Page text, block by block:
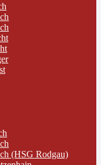
(HSG Rodgau)